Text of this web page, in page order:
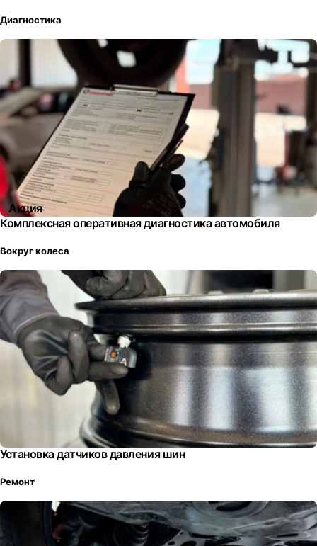
Диагностика
Акция
Комплексная оперативная диагностика автомобиля
Вокруг колеса
Установка датчиков давления шин
Ремонт